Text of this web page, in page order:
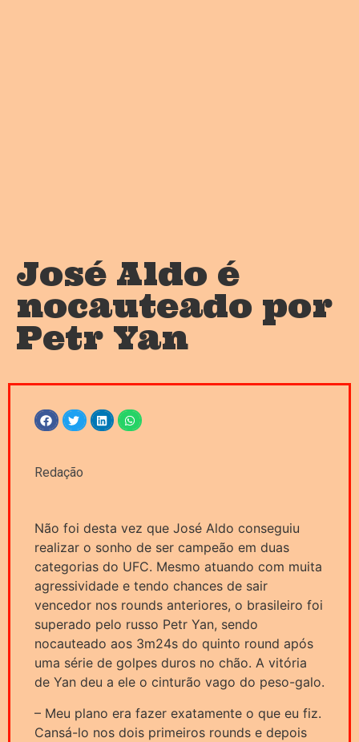
José Aldo é
nocauteado por
Petr Yan
Redação
Não foi desta vez que José Aldo conseguiu
realizar o sonho de ser campeão em duas
categorias do UFC. Mesmo atuando com muita
agressividade e tendo chances de sair
vencedor nos rounds anteriores, o brasileiro foi
superado pelo russo Petr Yan, sendo
nocauteado aos 3m24s do quinto round após
uma série de golpes duros no chão. A vitória
de Yan deu a ele o cinturão vago do peso-galo.
– Meu plano era fazer exatamente o que eu fiz.
Cansá-lo nos dois primeiros rounds e depois